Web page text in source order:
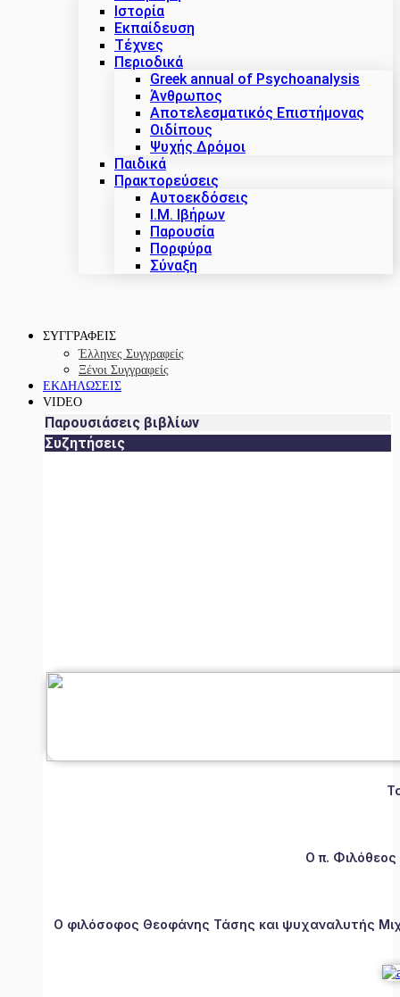
Ιστορία
Εκπαίδευση
Τέχνες
Περιοδικά
Greek annual of Psychoanalysis
Άνθρωπος
Αποτελεσματικός Επιστήμονας
Οιδίπους
Ψυχής Δρόμοι
Παιδικά
Πρακτoρεύσεις
Αυτοεκδόσεις
Ι.Μ. Ιβήρων
Παρουσία
Πορφύρα
Σύναξη
ΣΥΓΓΡΑΦΕΙΣ
Έλληνες Συγγραφείς
Ξένοι Συγγραφείς
ΕΚΔΗΛΩΣΕΙΣ
VIDEO
Παρουσιάσεις βιβλίων
Συζητήσεις
Ο π.
Ο φιλόσοφος Θεοφάνης Τάσης και ψυχαναλυτής